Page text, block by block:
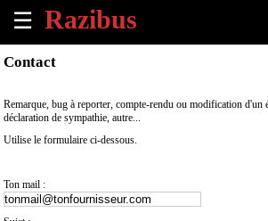
☰
×
les
venir
Contact
Remarque, bug à reporter, compte-rendu ou modification d'un
déclaration de sympathie, autre...
Utilise le formulaire ci-dessous.
Ton mail :